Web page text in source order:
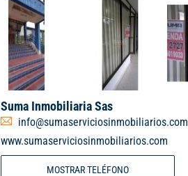
Suma Inmobiliaria Sas
info@sumaserviciosinmobiliarios.com
www.sumaserviciosinmobiliarios.com
MOSTRAR TELÉFONO